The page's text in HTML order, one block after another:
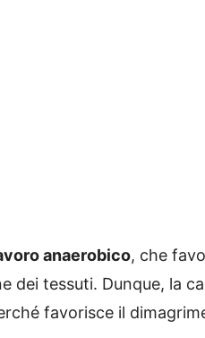
anaerobico, che
dei tessuti. Dunque, la
favorisce il